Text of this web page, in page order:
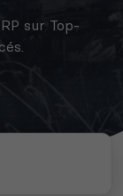
sur Top-